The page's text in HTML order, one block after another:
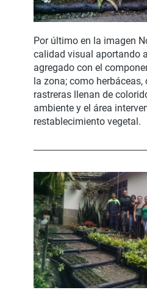
Por último en la imagen
calidad visual aportando
agregado con el
la zona; como
rastreras llenan de
ambiente y el área
restablecimiento vegetal.